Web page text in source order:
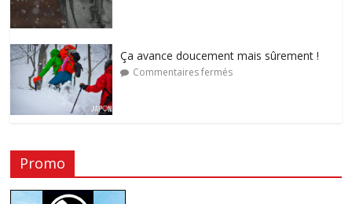
Ça avance doucement mais sûrement !
Commentaires fermés
Promo